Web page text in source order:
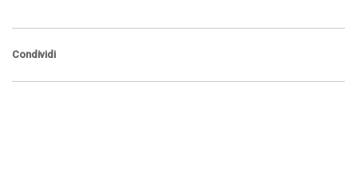
Condividi